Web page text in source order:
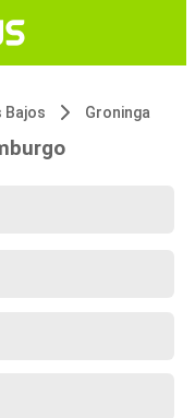
Bajos Groninga